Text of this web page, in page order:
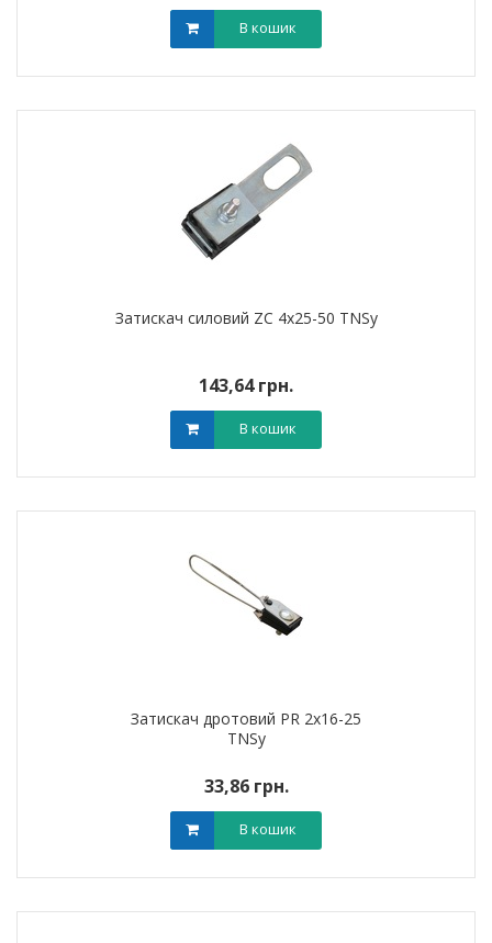
В кошик
Затискач силовий ZC 4х25-50 TNSy
143,64 грн.
В кошик
Затискач дротовий PR 2х16-25
TNSy
33,86 грн.
В кошик